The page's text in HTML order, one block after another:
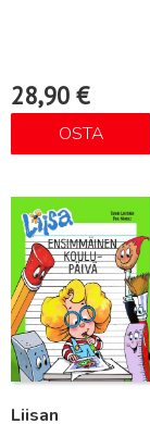
28,90 €
OSTA
Liisan
Lue lisää